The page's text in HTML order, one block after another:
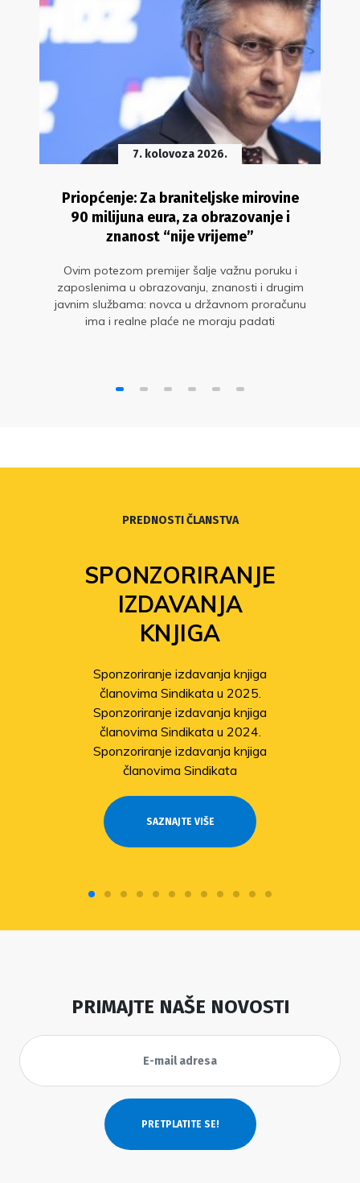
7. kolovoza 2026.
Priopćenje: Za braniteljske mirovine
90 milijuna eura, za obrazovanje i
znanost “nije vrijeme”
Ovim potezom premijer šalje važnu poruku i
zaposlenima u obrazovanju, znanosti i drugim
javnim službama: novca u državnom proračunu
ima i realne plaće ne moraju padati
PREDNOSTI ČLANSTVA
SPONZORIRANJE
IZDAVANJA
KNJIGA
Sponzoriranje izdavanja knjiga
članovima Sindikata u 2025.
Sponzoriranje izdavanja knjiga
članovima Sindikata u 2024.
Sponzoriranje izdavanja knjiga
članovima Sindikata
SAZNAJTE VIŠE
PRIMAJTE NAŠE NOVOSTI